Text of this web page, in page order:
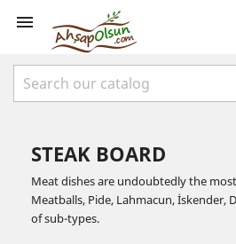

STEAK BOARD
Meat dishes are undoubtedly the
Meatballs, Pide, Lahmacun, İskender,
of sub-types.